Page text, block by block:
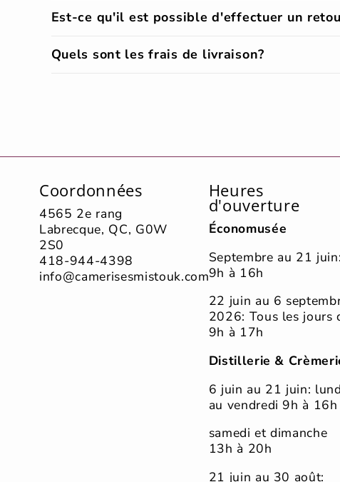
Est-ce qu'il est possible d'effectuer un
Quels sont les frais de livraison?
Coordonnées
4565 2e rang
Labrecque, QC, G0W
2S0
418-944-4398
info@camerisesmistouk.com
Heures
d'ouverture
Économusée
Septembre au 21 juin:
9h à 16h
22 juin au 6
2026: Tous les jours
9h à 17h
Distillerie &
6 juin au 21 juin:
au vendredi 9h à 16h
samedi et dimanche
13h à 20h
21 juin au 30 août: